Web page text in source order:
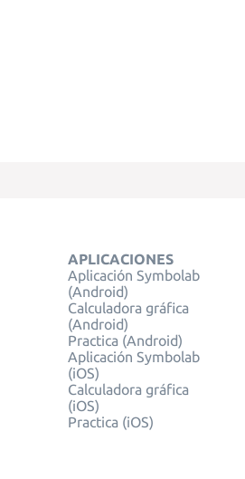
APLICACIONES
Aplicación Symbolab
(Android)
Calculadora gráfica
(Android)
Practica (Android)
Aplicación Symbolab
(iOS)
Calculadora gráfica
(iOS)
Practica (iOS)